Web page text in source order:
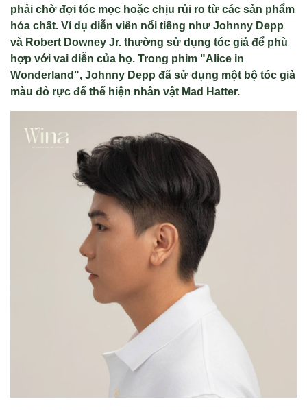
phải chờ đợi tóc mọc hoặc chịu rủi ro từ các sản phẩm
hóa chất. Ví dụ diễn viên nổi tiếng như Johnny Depp
và Robert Downey Jr. thường sử dụng tóc giả để phù
hợp với vai diễn của họ. Trong phim "Alice in
Wonderland", Johnny Depp đã sử dụng một bộ tóc giả
màu đỏ rực để thể hiện nhân vật Mad Hatter.